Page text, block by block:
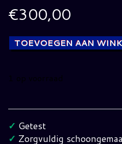
€300,00
TOEVOEGEN AAN
1 op voorraad
Kats
Nintendo
Nes
✓ Getest
✓ Zorgvuldig